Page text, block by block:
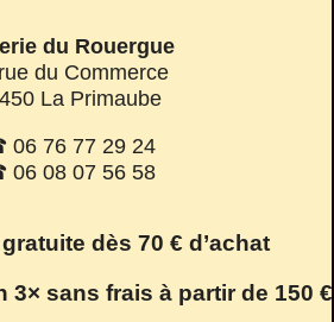
du Rouergue
du Commerce
La Primaube
76 77 29 24
08 07 56 58
dès 70 € d’achat
3× sans frais à partir de 150 €